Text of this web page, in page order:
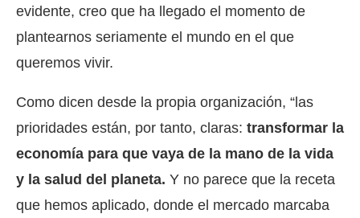
evidente, creo que ha llegado el momento de
plantearnos seriamente el mundo en el que
queremos vivir.
Como dicen desde la propia organización, “las
prioridades están, por tanto, claras: transformar la
economía para que vaya de la mano de la vida
y la salud del planeta. Y no parece que la receta
que hemos aplicado, donde el mercado marcaba